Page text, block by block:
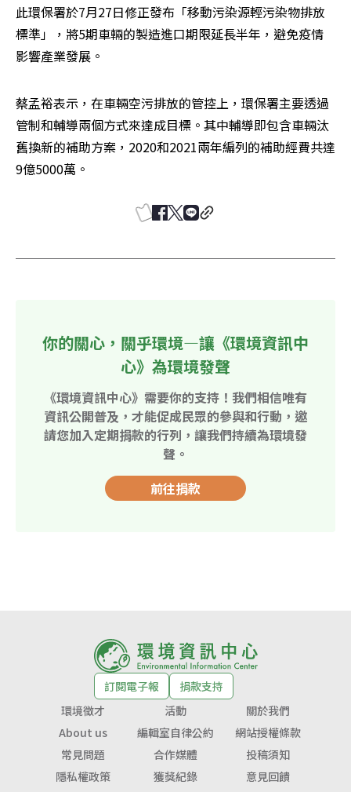
此環保署於7月27日修正發布「移動污染源輕污染物排放
標準」，將5期車輛的製造進口期限延長半年，避免疫情
影響產業發展。
蔡孟裕表示，在車輛空污排放的管控上，環保署主要透過
管制和輔導兩個方式來達成目標。其中輔導即包含車輛汰
舊換新的補助方案，2020和2021兩年編列的補助經費共達
9億5000萬。
你的關心，關乎環境—讓《環境資訊中
心》為環境發聲
《環境資訊中心》需要你的支持！我們相信唯有
資訊公開普及，才能促成民眾的參與和行動，邀
請您加入定期捐款的行列，讓我們持續為環境發
聲。
前往捐款
訂閱電子報
捐款支持
環境徵才
活動
關於我們
About us
編輯室自律公約
網站授權條款
常見問題
合作媒體
投稿須知
隱私權政策
獲獎紀錄 意見回饋